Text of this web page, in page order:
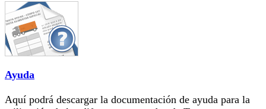
Ayuda
Aquí podrá descargar la documentación de ayuda para la